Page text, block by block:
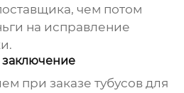
чем потом
на исправление
при заказетубусов для